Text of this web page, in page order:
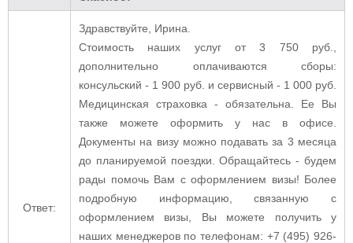
Ответ:
Здравствуйте, Ирина.
Стоимость наших услуг от 3 750 руб.,
дополнительно оплачиваются сборы:
консульский - 1 900 руб. и сервисный - 1 000 руб.
Медицинская страховка - обязательна. Ее Вы
также можете оформить у нас в офисе.
Документы на визу можно подавать за 3 месяца
до планируемой поездки. Обращайтесь - будем
рады помочь Вам с оформлением визы! Более
подробную информацию, связанную с
оформлением визы, Вы можете получить у
наших менеджеров по телефонам: +7 (495) 926-